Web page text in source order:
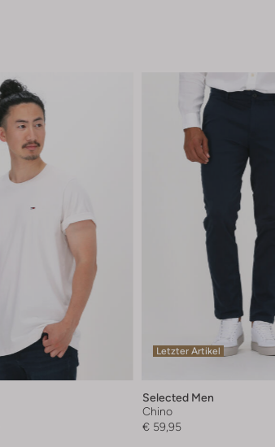
Letzter Artikel
Selected Men
Chino
€ 59,95